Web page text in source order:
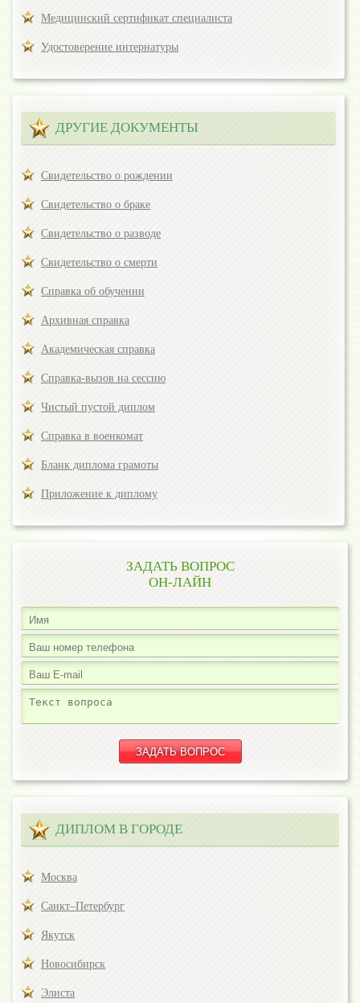
Медицинский сертификат специалиста
Удостоверение интернатуры
ДРУГИЕ ДОКУМЕНТЫ
Свидетельство о рождении
Свидетельство о браке
Свидетельство о разводе
Свидетельство о смерти
Справка об обучении
Архивная справка
Академическая справка
Справка-вызов на сессию
Чистый пустой диплом
Справка в военкомат
Бланк диплома грамоты
Приложение к диплому
ЗАДАТЬ ВОПРОС
ОН-ЛАЙН
ДИПЛОМ В ГОРОДЕ
Москва
Санкт–Петербург
Якутск
Новосибирск
Элиста